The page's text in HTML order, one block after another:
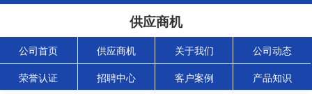
供应商机
公司首页 供应商机 关于我们 公司动态
荣誉认证 招聘中心 客户案例 产品知识